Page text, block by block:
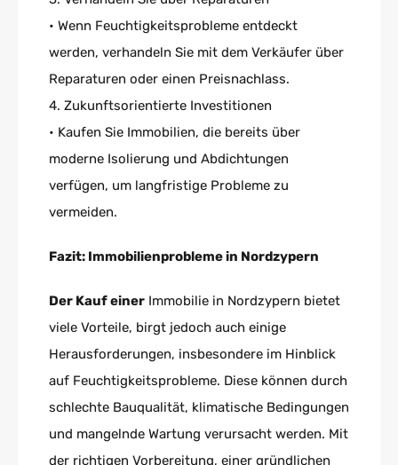
• Wenn Feuchtigkeitsprobleme entdeckt
werden, verhandeln Sie mit dem Verkäufer über
Reparaturen oder einen Preisnachlass.
4. Zukunftsorientierte Investitionen
• Kaufen Sie Immobilien, die bereits über
moderne Isolierung und Abdichtungen
verfügen, um langfristige Probleme zu
vermeiden.
Fazit: Immobilienprobleme in Nordzypern
Der Kauf einer Immobilie in Nordzypern bietet
viele Vorteile, birgt jedoch auch einige
Herausforderungen, insbesondere im Hinblick
auf Feuchtigkeitsprobleme. Diese können durch
schlechte Bauqualität, klimatische Bedingungen
und mangelnde Wartung verursacht werden. Mit
der richtigen Vorbereitung, einer gründlichen